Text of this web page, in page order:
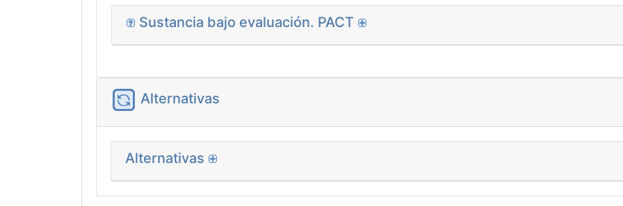
Sustancia bajo evaluación. PACT
Alternativas
Alternativas